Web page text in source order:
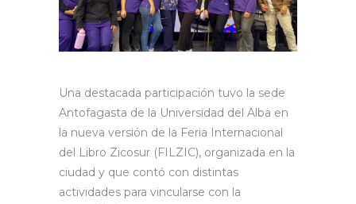
Una destacada participación tuvo la sede
Antofagasta de la Universidad del Alba en
la nueva versión de la Feria Internacional
del Libro Zicosur (FILZIC), organizada en la
ciudad y que contó con distintas
actividades para vincularse con la